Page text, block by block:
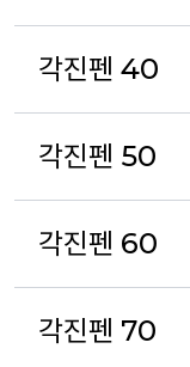
각진펜 40
각진펜 50
각진펜 60
각진펜 70